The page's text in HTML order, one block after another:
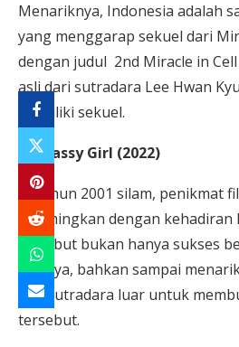
Menariknya, Indonesia adalah
yang menggarap sekuel dari
dengan judul 2nd Miracle in
asli dari sutradara Lee Hwan
memiliki sekuel.
My Sassy Girl (2022)
Di tahun 2001 silam, penikmat
boomingkan dengan kehadiran
tersebut bukan hanya sukses
asalnya, bahkan sampai
dan sutradara luar untuk
tersebut.